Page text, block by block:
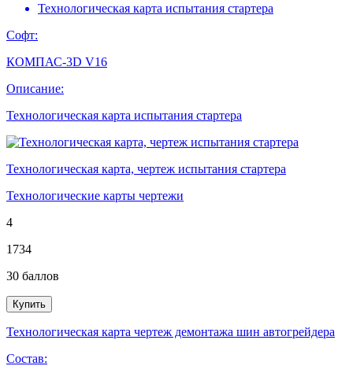
Технологическая карта испытания стартера
Софт:
КОМПАС-3D V16
Описание:
Технологическая карта испытания стартера
Технологическая карта, чертеж испытания стартера
Технологические карты чертежи
4
1734
30 баллов
Купить
Технологическая карта чертеж демонтажа шин автогрейдера
Состав: